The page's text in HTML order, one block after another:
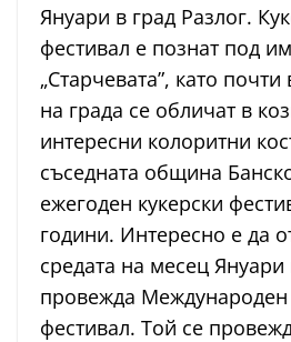
Януари в град Разлог.
фестивал е познат под
„Старчевата”, като
на града се обличат в
интересни колоритни
съседната община
ежегоден кукерски
години. Интересно е да
средата на месец Януари
провежда Международен
фестивал. Той се